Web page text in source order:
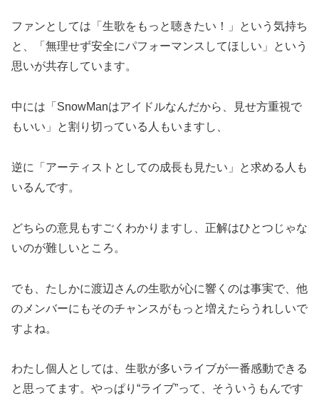
ファンとしては「生歌をもっと聴きたい！」という気持ち
と、「無理せず安全にパフォーマンスしてほしい」という
思いが共存しています。
中には「SnowManはアイドルなんだから、見せ方重視で
もいい」と割り切っている人もいますし、
逆に「アーティストとしての成長も見たい」と求める人も
いるんです。
どちらの意見もすごくわかりますし、正解はひとつじゃな
いのが難しいところ。
でも、たしかに渡辺さんの生歌が心に響くのは事実で、他
のメンバーにもそのチャンスがもっと増えたらうれしいで
すよね。
わたし個人としては、生歌が多いライブが一番感動できる
と思ってます。やっぱり“ライブ”って、そういうもんです